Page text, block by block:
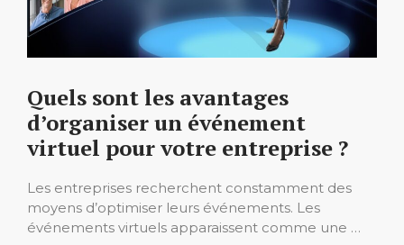
Quels sont les avantages
d’organiser un événement
virtuel pour votre entreprise ?
Les entreprises recherchent constamment des
moyens d’optimiser leurs événements. Les
événements virtuels apparaissent comme une …